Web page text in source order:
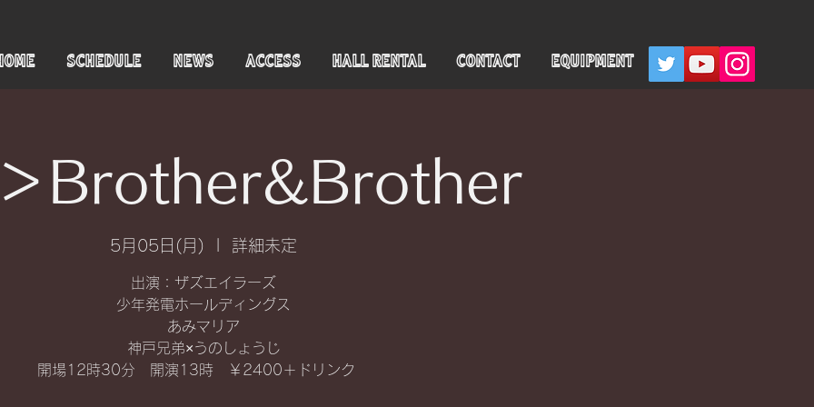
SCHEDULE NEWS ACCESS HALL RENTAL CONTACT EQUIPMENT
Brother&Brother
5月05日(月) 詳細未定
出演：ザズエイラーズ
少年発電ホールディングス
あみマリア
神戸兄弟×うのしょうじ
開場12時30分 開演13時 ￥2400＋ドリンク